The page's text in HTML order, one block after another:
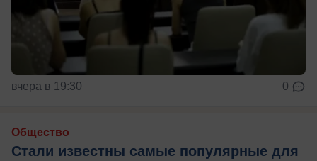
вчера в 19:30 0
Общество
Стали известны самые популярные для